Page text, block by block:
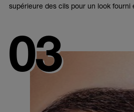
supérieure des cils pour un look fourni